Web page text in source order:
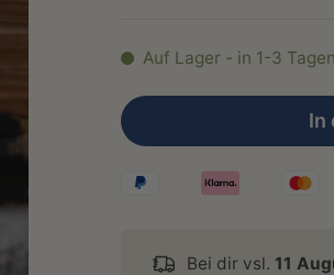
Auf Lager - in 1-3
In
Bei dir vsl. 11